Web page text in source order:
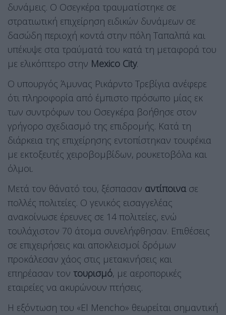
δυνάμεις. Ο Οσεγκέρα τραυματίστηκε σε
στρατιωτική επιχείρηση ειδικών δυνάμεων σε
δασώδη περιοχή κοντά στην πόλη Ταπαλπά και
υπέκυψε στα τραύματά του κατά τη μεταφορά του
με ελικόπτερο στην Mexico City.
Ο υπουργός Άμυνας Ρικάρντο Τρεβίγια ανέφερε
ότι πληροφορία από έμπιστο πρόσωπο μίας εκ
των συντρόφων του Οσεγκέρα βοήθησε στον
γρήγορο σχεδιασμό της επιδρομής. Κατά τη
διάρκεια της επιχείρησης εντοπίστηκαν τουφέκια
με εκτοξευτές χειροβομβίδων, ρουκετοβόλα και
όλμοι.
Μετά τον θάνατό του, ξέσπασαν αντίποινα σε
πολλές πολιτείες. Ο γενικός εισαγγελέας
ανακοίνωσε έρευνες σε 14 πολιτείες, ενώ
τουλάχιστον 70 άτομα συνελήφθησαν. Επιθέσεις
σε επιχειρήσεις και αποκλεισμοί δρόμων
προκάλεσαν χάος στις μετακινήσεις και
επηρέασαν τον τουρισμό, με αεροπορικές
εταιρείες να ακυρώνουν πτήσεις.
Η εξόντωση του «El Mencho» θεωρείται σημαντική